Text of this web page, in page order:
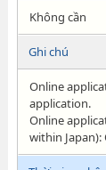
Không cần
Ghi chú
Online
application.
Online
within Japan):